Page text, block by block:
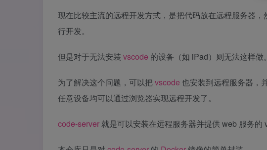
现在比较主流的远程开发方式，是把代码放在远程服务器，
行开发。
但是对于无法安装 vscode 的设备（如 iPad）则无法这样做。
为了解决这个问题，可以把vscode 也安装到远程服务器，
任意设备均可以通过浏览器实现远程开发了。
code-server就是可以安装在远程服务器并提供 web 服务的